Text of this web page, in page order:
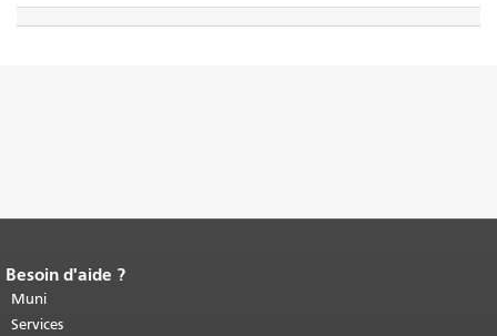
Fin du contenu de la page.
cette page se répète sur chaque page.
Retour au haut du contenu principal
Besoin d'aide ?
Muni
Services